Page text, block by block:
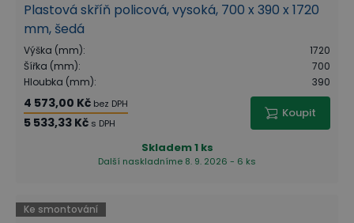
Plastová skříň policová, vysoká, 700 x 390 x 1720
mm, šedá
Výška (mm):
1720
Šířka (mm):
700
Hloubka (mm): 390
4 573,00 Kč bez DPH
5 533,33 Kč s DPH
Koupit
Skladem1 ks
Další naskladníme 8. 9. 2026 - 6 ks
Ke smontování